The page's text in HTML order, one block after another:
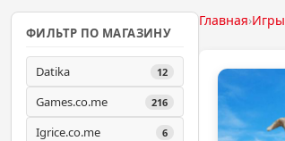
ФИЛЬТР ПО МАГАЗИНУ
Datika 12
Games.co.me 216
Igrice.co.me 6
Главная›Игры